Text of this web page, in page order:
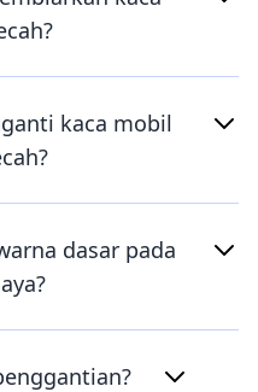
kaca mobil
dasar pada